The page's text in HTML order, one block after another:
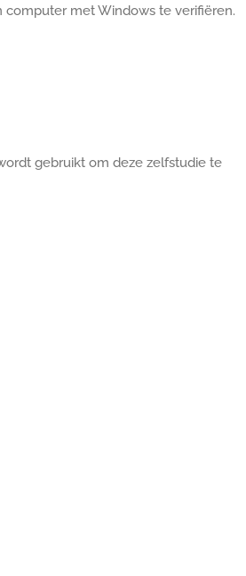
met Windows te verifiëren.
gebruikt om deze zelfstudie te